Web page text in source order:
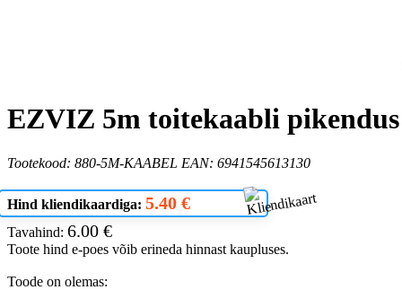
EZVIZ 5m toitekaabli pikendus
Tootekood: 880-5M-KAABEL EAN: 6941545613130
Hind kliendikaardiga: 5.40 €
Tavahind: 6.00 €
Toote hind e-poes võib erineda hinnast kaupluses.
Toode on olemas: